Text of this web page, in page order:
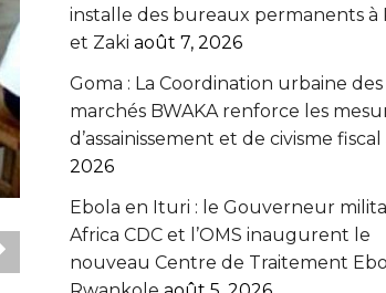
installe des bureaux permanents à
et Zaki août 7, 2026
Goma : La Coordination urbaine des
marchés BWAKA renforce les
d’assainissement et de civisme fiscal
2026
Ebola en Ituri : le Gouverneur
Africa CDC et l’OMS inaugurent le
nouveau Centre de Traitement